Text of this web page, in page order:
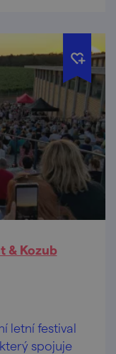
& Kozub
letní festival
spojuje